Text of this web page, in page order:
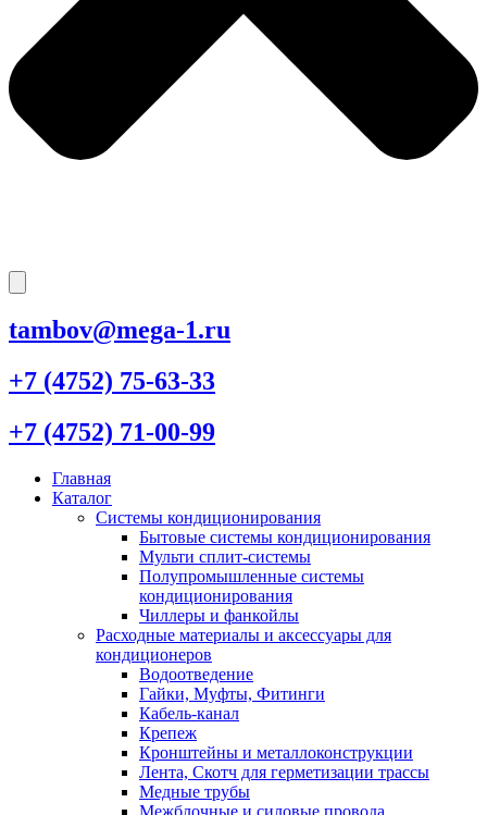
tambov@mega-1.ru
+7 (4752) 75-63-33
+7 (4752) 71-00-99
Главная
Каталог
Системы кондиционирования
Бытовые системы кондиционирования
Мульти сплит-системы
Полупромышленные системы
кондиционирования
Чиллеры и фанкойлы
Расходные материалы и аксессуары для
кондиционеров
Водоотведение
Гайки, Муфты, Фитинги
Кабель-канал
Крепеж
Кронштейны и металлоконструкции
Лента, Скотч для герметизации трассы
Медные трубы
Межблочные и силовые провода